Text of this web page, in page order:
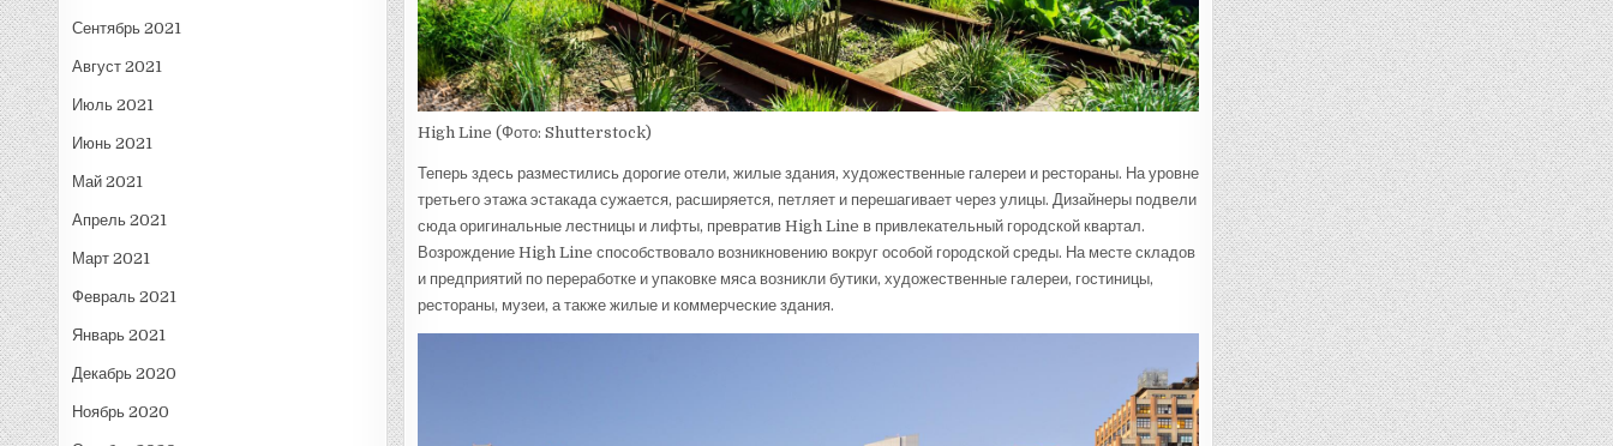
Сентябрь 2021
Август 2021
Июль 2021
Июнь 2021
Май 2021
Апрель 2021
Март 2021
Февраль 2021
Январь 2021
Декабрь 2020
Ноябрь 2020
High Line (Фото: Shutterstock)
Теперь здесь разместились дорогие отели, жилые здания, художественные галереи и рестораны. На уровне
третьего этажа эстакада сужается, расширяется, петляет и перешагивает через улицы. Дизайнеры подвели
сюда оригинальные лестницы и лифты, превратив High Line в привлекательный городской квартал.
Возрождение High Line способствовало возникновению вокруг особой городской среды. На месте складов
и предприятий по переработке и упаковке мяса возникли бутики, художественные галереи, гостиницы,
рестораны, музеи, а также жилые и коммерческие здания.